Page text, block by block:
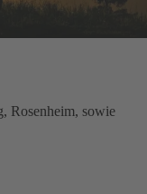
Rosenheim, sowie